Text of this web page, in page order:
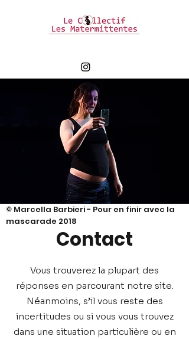
© Marcella Barbieri - Pour en finir avec la
mascarade 2018
Contact
Vous trouverez la plupart des
réponses en parcourant notre site.
Néanmoins, s’il vous reste des
incertitudes ou si vous vous trouvez
dans une situation particulière ou en